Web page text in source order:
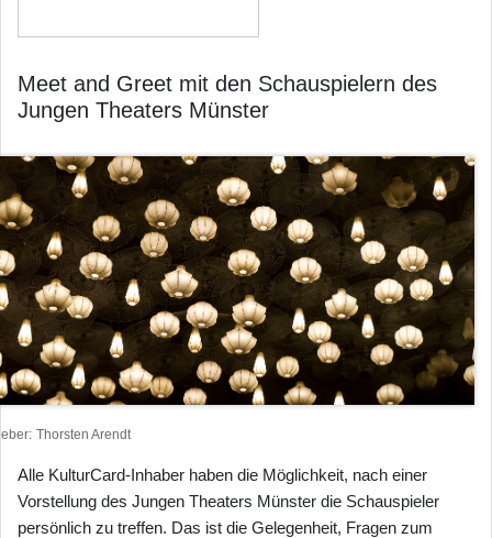
Meet and Greet mit den Schauspielern des
Jungen Theaters Münster
Thorsten Arendt
Alle KulturCard-Inhaber haben die Möglichkeit, nach einer
Vorstellung des Jungen Theaters Münster die Schauspieler
persönlich zu treffen. Das ist die Gelegenheit, Fragen zum